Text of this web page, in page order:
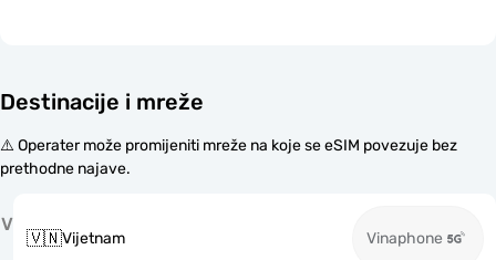
Destinacije i mreže
⚠️ Operater može promijeniti mreže na koje se eSIM povezuje bez
prethodne najave.
V
🇻🇳Vijetnam Vinaphone